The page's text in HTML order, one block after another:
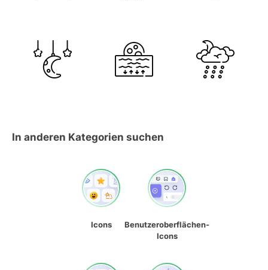
In anderen Kategorien suchen
Icons
Benutzeroberflächen-
Icons